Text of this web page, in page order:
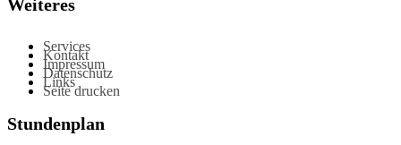
Weiteres
Services
Kontakt
Impressum
Datenschutz
Links
Seite drucken
Stundenplan